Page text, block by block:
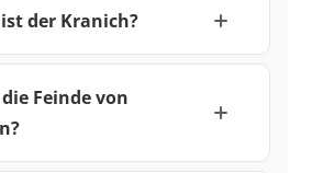
der Kranich?
Feinde von